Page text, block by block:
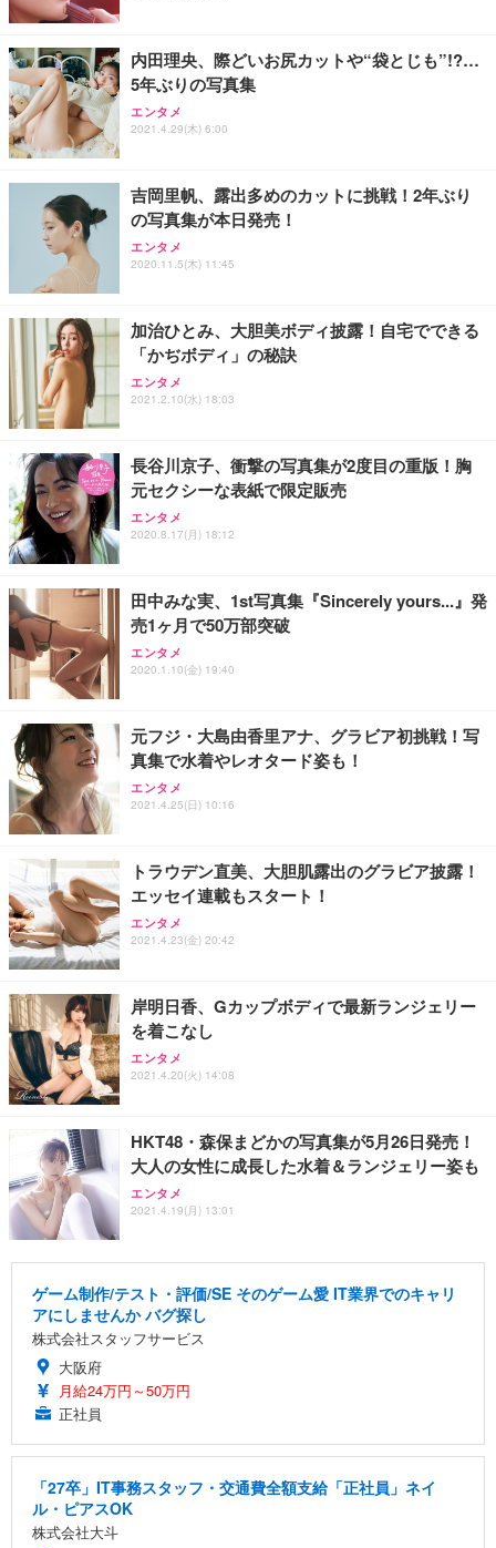
内田理央、際どいお尻カットや“袋とじも”!?…
5年ぶりの写真集
エンタメ
2021.4.29(木) 6:00
吉岡里帆、露出多めのカットに挑戦！2年ぶり
の写真集が本日発売！
エンタメ
2020.11.5(木) 11:45
加治ひとみ、大胆美ボディ披露！自宅でできる
「かぢボディ」の秘訣
エンタメ
2021.2.10(水) 18:03
長谷川京子、衝撃の写真集が2度目の重版！胸
元セクシーな表紙で限定販売
エンタメ
2020.8.17(月) 18:12
田中みな実、1st写真集『Sincerely yours...』発
売1ヶ月で50万部突破
エンタメ
2020.1.10(金) 19:40
元フジ・大島由香里アナ、グラビア初挑戦！写
真集で水着やレオタード姿も！
エンタメ
2021.4.25(日) 10:16
トラウデン直美、大胆肌露出のグラビア披露！
エッセイ連載もスタート！
エンタメ
2021.4.23(金) 20:42
岸明日香、Gカップボディで最新ランジェリー
を着こなし
エンタメ
2021.4.20(火) 14:08
HKT48・森保まどかの写真集が5月26日発売！
大人の女性に成長した水着＆ランジェリー姿も
エンタメ
2021.4.19(月) 13:01
ゲーム制作/テスト・評価/SE そのゲーム愛 IT業界でのキャリ
アにしませんか バグ探し
株式会社スタッフサービス
大阪府
月給24万円～50万円
正社員
「27卒」IT事務スタッフ・交通費全額支給「正社員」ネイ
ル・ピアスOK
株式会社大斗